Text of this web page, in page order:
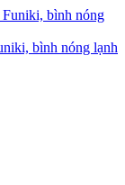
bình nóng lạnh